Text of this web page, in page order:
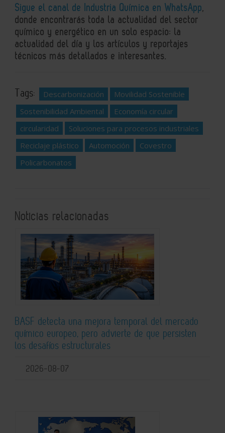
Sigue el canal de Industria Química en WhatsApp,
donde encontrarás toda la actualidad del sector
químico y energético en un solo espacio: la
actualidad del día y los artículos y reportajes
técnicos más detallados e interesantes.
Tags: Descarbonización
Movilidad Sostenible
Sostenibilidad Ambiental
Economía circular
circularidad
Soluciones para procesos industriales
Reciclaje plástico
Automoción
Covestro
Policarbonatos
Noticias relacionadas
BASF detecta una mejora temporal del mercado
químico europeo, pero advierte de que persisten
los desafíos estructurales
2026-08-07